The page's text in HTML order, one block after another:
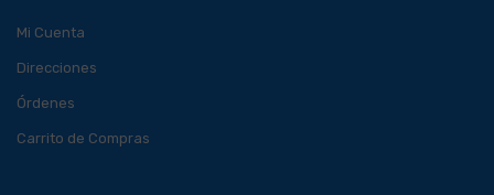
Mi Cuenta
Direcciones
Órdenes
Carrito de Compras